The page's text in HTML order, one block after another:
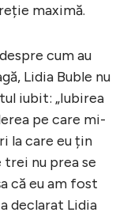
maximă.
cum au
Lidia Buble nu
iubit: „Iubirea
pe care mi-
la care eu țin
nu prea se
că eu am fost
declarat Lidia